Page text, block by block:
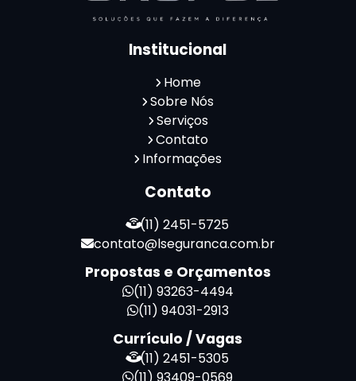
Reconhecimento Facial para Condomínios
Reconhecimento Facial Portaria
Serviço de Limpeza Terceirizado
Serviço de Portaria e Limpeza
Serviço de Portaria Terceirizado
Serviços de Limpeza e Portaria
Terceirização de Facilities
Zeladoria de Condomínios
Institucional
Home
Sobre Nós
Serviços
Contato
Informações
Contato
(11) 2451-5725
contato@lseguranca.com.br
Propostas e Orçamentos
(11) 93263-4494
(11) 94031-2913
Currículo / Vagas
(11) 2451-5305